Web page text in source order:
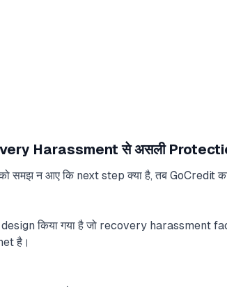
Harassment से असली
समझ न आए कि next step क्या है, तब GoCredit
किया गया है जो recovery harassment
है।